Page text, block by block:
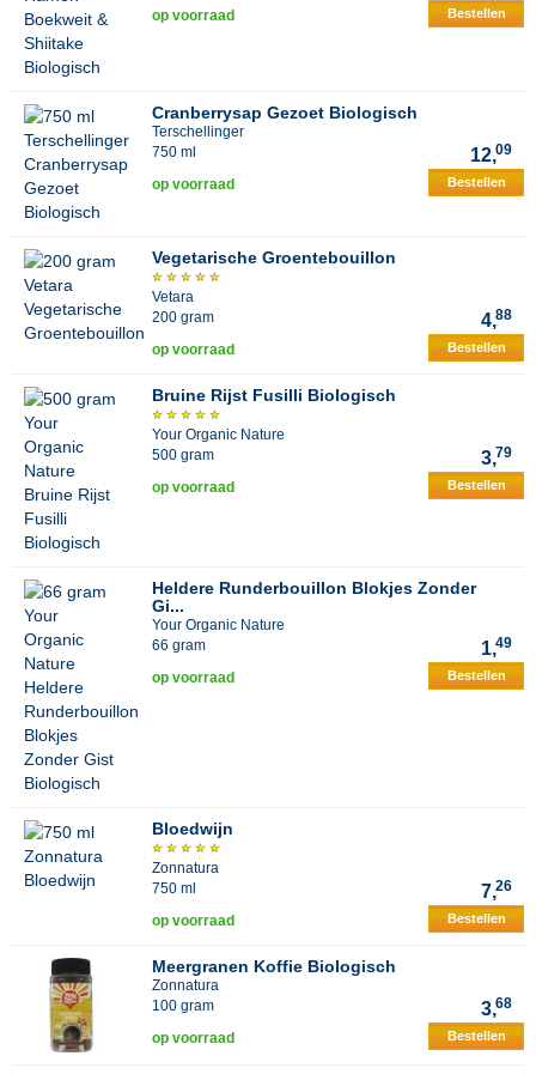
op voorraad Bestellen
Cranberrysap Gezoet Biologisch
Terschellinger
750 ml
12,09
op voorraad Bestellen
Vegetarische Groentebouillon
Vetara
200 gram
4,88
op voorraad Bestellen
Bruine Rijst Fusilli Biologisch
Your Organic Nature
500 gram
3,79
op voorraad Bestellen
Heldere Runderbouillon Blokjes Zonder
Gi...
Your Organic Nature
66 gram
1,49
op voorraad Bestellen
Bloedwijn
Zonnatura
750 ml
7,26
op voorraad Bestellen
Meergranen Koffie Biologisch
Zonnatura
100 gram
3,68
op voorraad Bestellen